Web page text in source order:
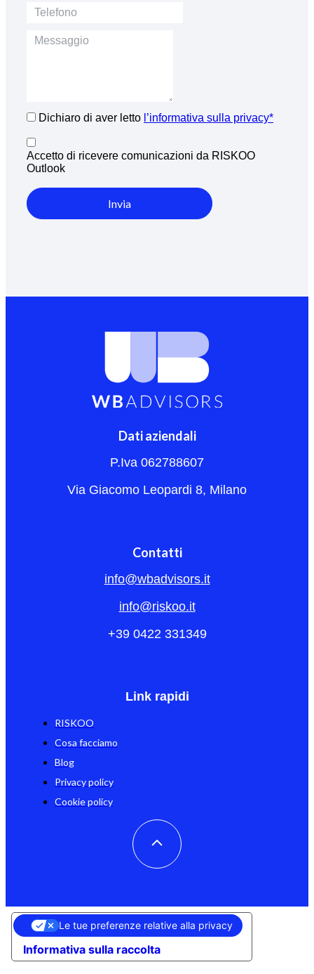
Dichiaro di aver letto l’informativa sulla privacy*
Accetto di ricevere comunicazioni da RISKOO
Outlook
Invia
Dati aziendali
P.Iva 062788607
Via Giacomo Leopardi 8, Milano
Contatti
info@wbadvisors.it
info@riskoo.it
+39 0422 331349
Link rapidi
RISKOO
Cosa facciamo
Blog
Privacy policy
Cookie policy
Informativa sulla raccolta
Le tue preferenze relative alla privacy